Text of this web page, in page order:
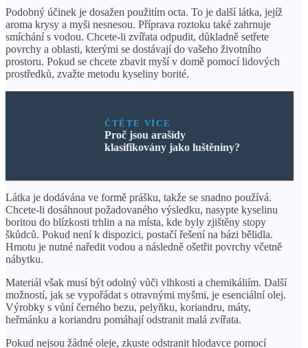
Podobný účinek je dosažen použitím octa. To je další látka, jejíž
aroma krysy a myši nesnesou. Příprava roztoku také zahrnuje
smíchání s vodou. Chcete-li zvířata odpudit, důkladně setřete
povrchy a oblasti, kterými se dostávají do vašeho životního
prostoru. Pokud se chcete zbavit myší v domě pomocí lidových
prostředků, zvažte metodu kyseliny borité.
ČTĚTE VÍCE
Proč jsou arašídy
klasifikovány jako luštěniny?
Látka je dodávána ve formě prášku, takže se snadno používá.
Chcete-li dosáhnout požadovaného výsledku, nasypte kyselinu
boritou do blízkosti trhlin a na místa, kde byly zjištěny stopy
škůdců. Pokud není k dispozici, postačí řešení na bázi bělidla.
Hmotu je nutné naředit vodou a následně ošetřit povrchy včetně
nábytku.
Materiál však musí být odolný vůči vlhkosti a chemikáliím. Další
možností, jak se vypořádat s otravnými myšmi, je esenciální olej.
Výrobky s vůní černého bezu, pelyňku, koriandru, máty,
heřmánku a koriandru pomáhají odstranit malá zvířata.
Pokud nejsou žádné oleje, zkuste odstranit hlodavce pomocí